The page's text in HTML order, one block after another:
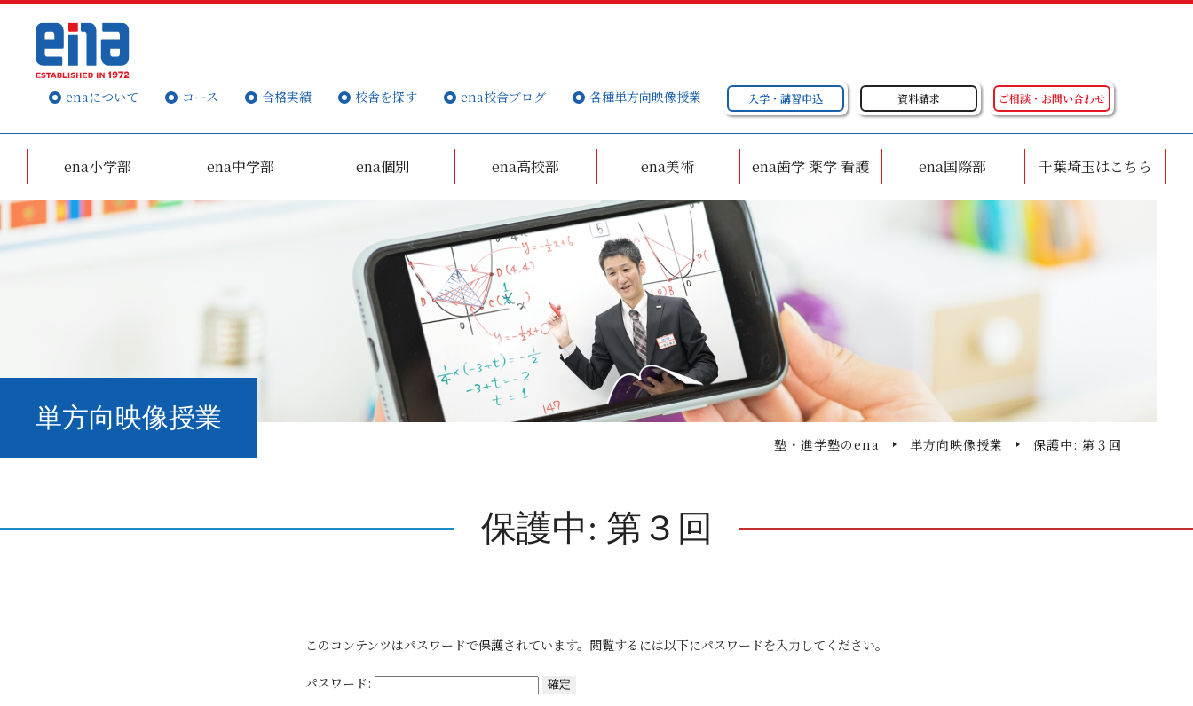
enaについて コース 合格実績 校舎を探す ena校舎ブログ 各種単方向映像授業 入学・講習申込 資料請求 ご相談・お問い合わせ
ena小学部 ena中学部 ena個別 ena高校部 ena美術 ena歯学 薬学 看護 ena国際部 千葉埼玉はこちら
単方向映像授業
塾・進学塾のena 単方向映像授業 保護中: 第３回
保護中: 第３回
このコンテンツはパスワードで保護されています。閲覧するには以下にパスワードを入力してください。
パスワード: